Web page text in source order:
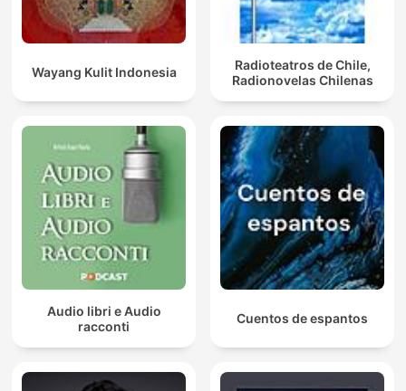
Wayang Kulit Indonesia
Radioteatros de Chile,
Radionovelas Chilenas
Audio libri e Audio
racconti
Cuentos de espantos